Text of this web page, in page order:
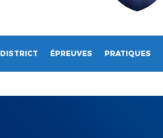
DISTRICT ÉPREUVES PRATIQUES